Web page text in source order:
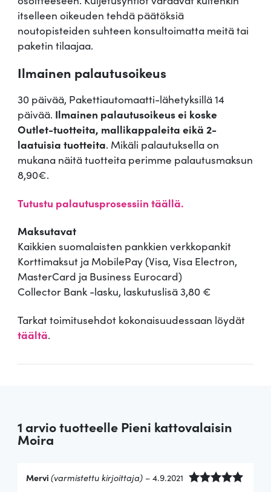
itselleen oikeuden tehdä päätöksiä
noutopisteiden suhteen konsultoimatta meitä tai
paketin tilaajaa.
Ilmainen palautusoikeus
30 päivää, Pakettiautomaatti-lähetyksillä 14
päivää. Ilmainen palautusoikeus ei koske
Outlet-tuotteita, mallikappaleita eikä 2-
laatuisia tuotteita. Mikäli palautuksella on
mukana näitä tuotteita perimme palautusmaksun
8,90€.
Tutustu palautusprosessiin täällä.
Maksutavat
Kaikkien suomalaisten pankkien verkkopankit
Korttimaksut ja MobilePay (Visa, Visa Electron,
MasterCard ja Business Eurocard)
Collector Bank -lasku, laskutuslisä 3,80 €
Tarkat toimitusehdot kokonaisuudessaan löydät
täältä.
1 arvio tuotteellePieni kattovalaisin
Moira
Mervi(varmistettu kirjoittaja) – 4.9.2021